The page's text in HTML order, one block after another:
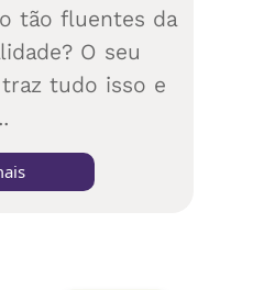
tão fluentes da
O seu
traz tudo isso e